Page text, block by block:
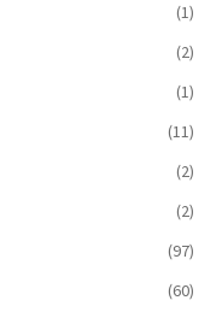
(1)
(2)
(1)
(11)
(2)
(2)
(97)
(60)